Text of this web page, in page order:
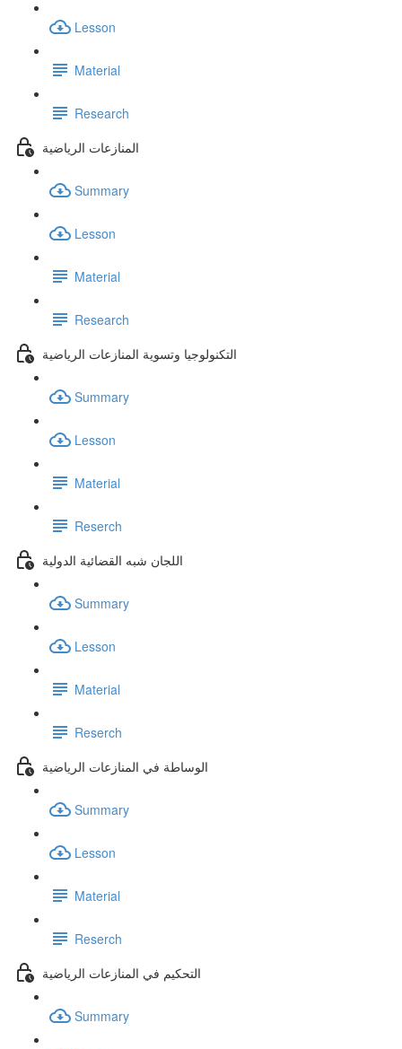
Lesson
Material
Research
المنازعات الرياضية
Summary
Lesson
Material
Research
التكنولوجيا وتسوية المنازعات الرياضية
Summary
Lesson
Material
Reserch
اللجان شبه القضائية الدولية
Summary
Lesson
Material
Reserch
الوساطة في المنازعات الرياضية
Summary
Lesson
Material
Reserch
التحكيم في المنازعات الرياضية
Summary